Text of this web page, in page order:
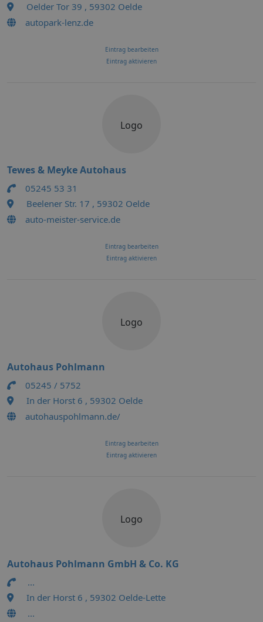
Oelder Tor 39 , 59302 Oelde
autopark-lenz.de
Eintrag bearbeiten
Eintrag aktivieren
Logo
Tewes & Meyke Autohaus
05245 53 31
Beelener Str. 17 , 59302 Oelde
auto-meister-service.de
Eintrag bearbeiten
Eintrag aktivieren
Logo
Autohaus Pohlmann
05245 / 5752
In der Horst 6 , 59302 Oelde
autohauspohlmann.de/
Eintrag bearbeiten
Eintrag aktivieren
Logo
Autohaus Pohlmann GmbH & Co. KG
...
In der Horst 6 , 59302 Oelde-Lette
...